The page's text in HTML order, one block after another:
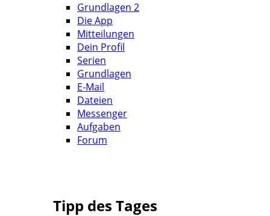
Grundlagen 2
Die App
Mitteilungen
Dein Profil
Serien
Grundlagen
E-Mail
Dateien
Messenger
Aufgaben
Forum
Tipp des Tages